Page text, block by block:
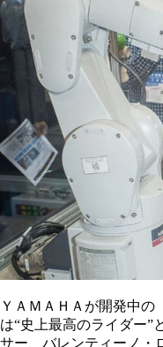
ＹＡＭＡＨＡが開発中の
は“史上最高のライダー”
サー、バレンティーノ・